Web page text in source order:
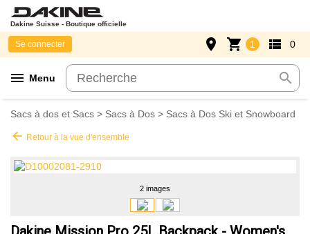
Dakine Suisse - Boutique officielle
menu Menu search
Se connecter place shopping_cart 1 view_list 0
Sacs à dos et Sacs > Sacs à Dos > Sacs à Dos Ski et Snowboard
arrow_back Retour à la vue d'ensemble
2 images